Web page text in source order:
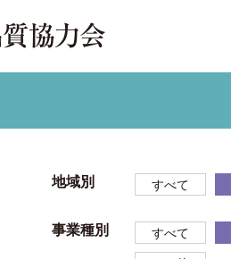
地域別 すべて
事業種別 すべて